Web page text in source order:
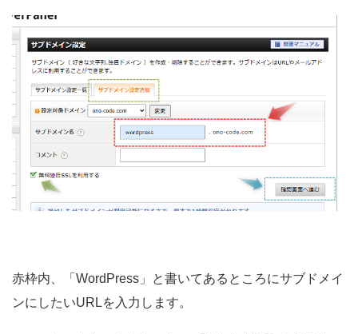
赤枠内、「WordPress」と書いてあるところにサブドメイ
ンにしたいURLを入力します。